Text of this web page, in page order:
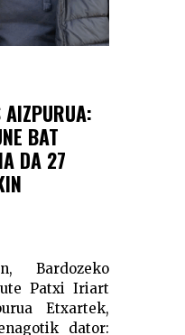
BAT
DA 27
Bardozeko
Patxi Iriart
Etxartek,
dator: